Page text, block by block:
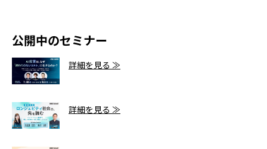
公開中のセミナー
詳細を見る ≫
詳細を見る ≫